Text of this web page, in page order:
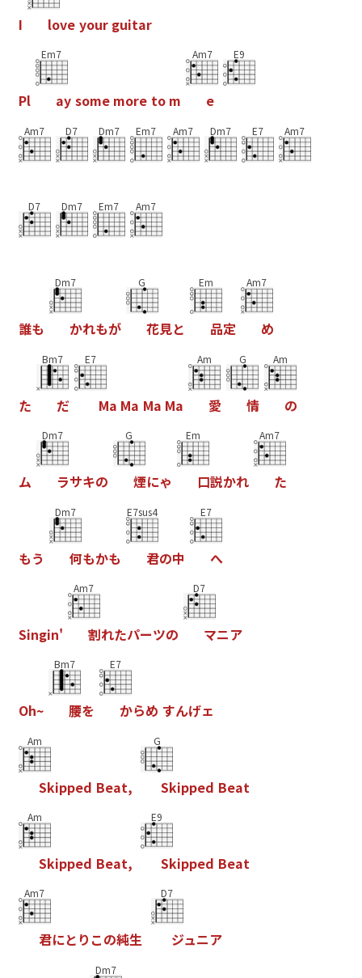
I love your guitar
Pl
Em7
ay some more to m
Am7
e
E9
Am7 D7 Dm7 Em7 Am7 Dm7 E7 Am7
D7 Dm7 Em7 Am7
誰も
Dm7
かれもが
G
花見と
Em
品定
Am7
め
た
Bm7
だ
E7
Ma Ma Ma Ma
Am
愛
G
情
Am
の
ム
Dm7
ラサキの
G
煙にゃ
Em
口説かれ
Am7
た
もう
Dm7
何もかも
E7sus4
君の中
E7
へ
Singin'
Am7
割れたパーツの
D7
マニア
Oh~
Bm7
腰を
E7
からめ すんげェ
Am
Skipped Beat,
G
Skipped Beat
Am
Skipped Beat,
E9
Skipped Beat
Am7
君にと り この純生
D7
ジュニア
Dm7